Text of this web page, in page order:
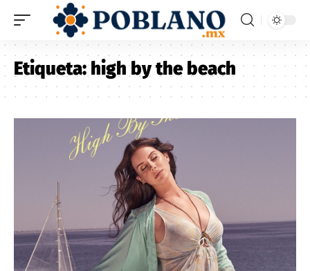
Etiqueta:high by the beach